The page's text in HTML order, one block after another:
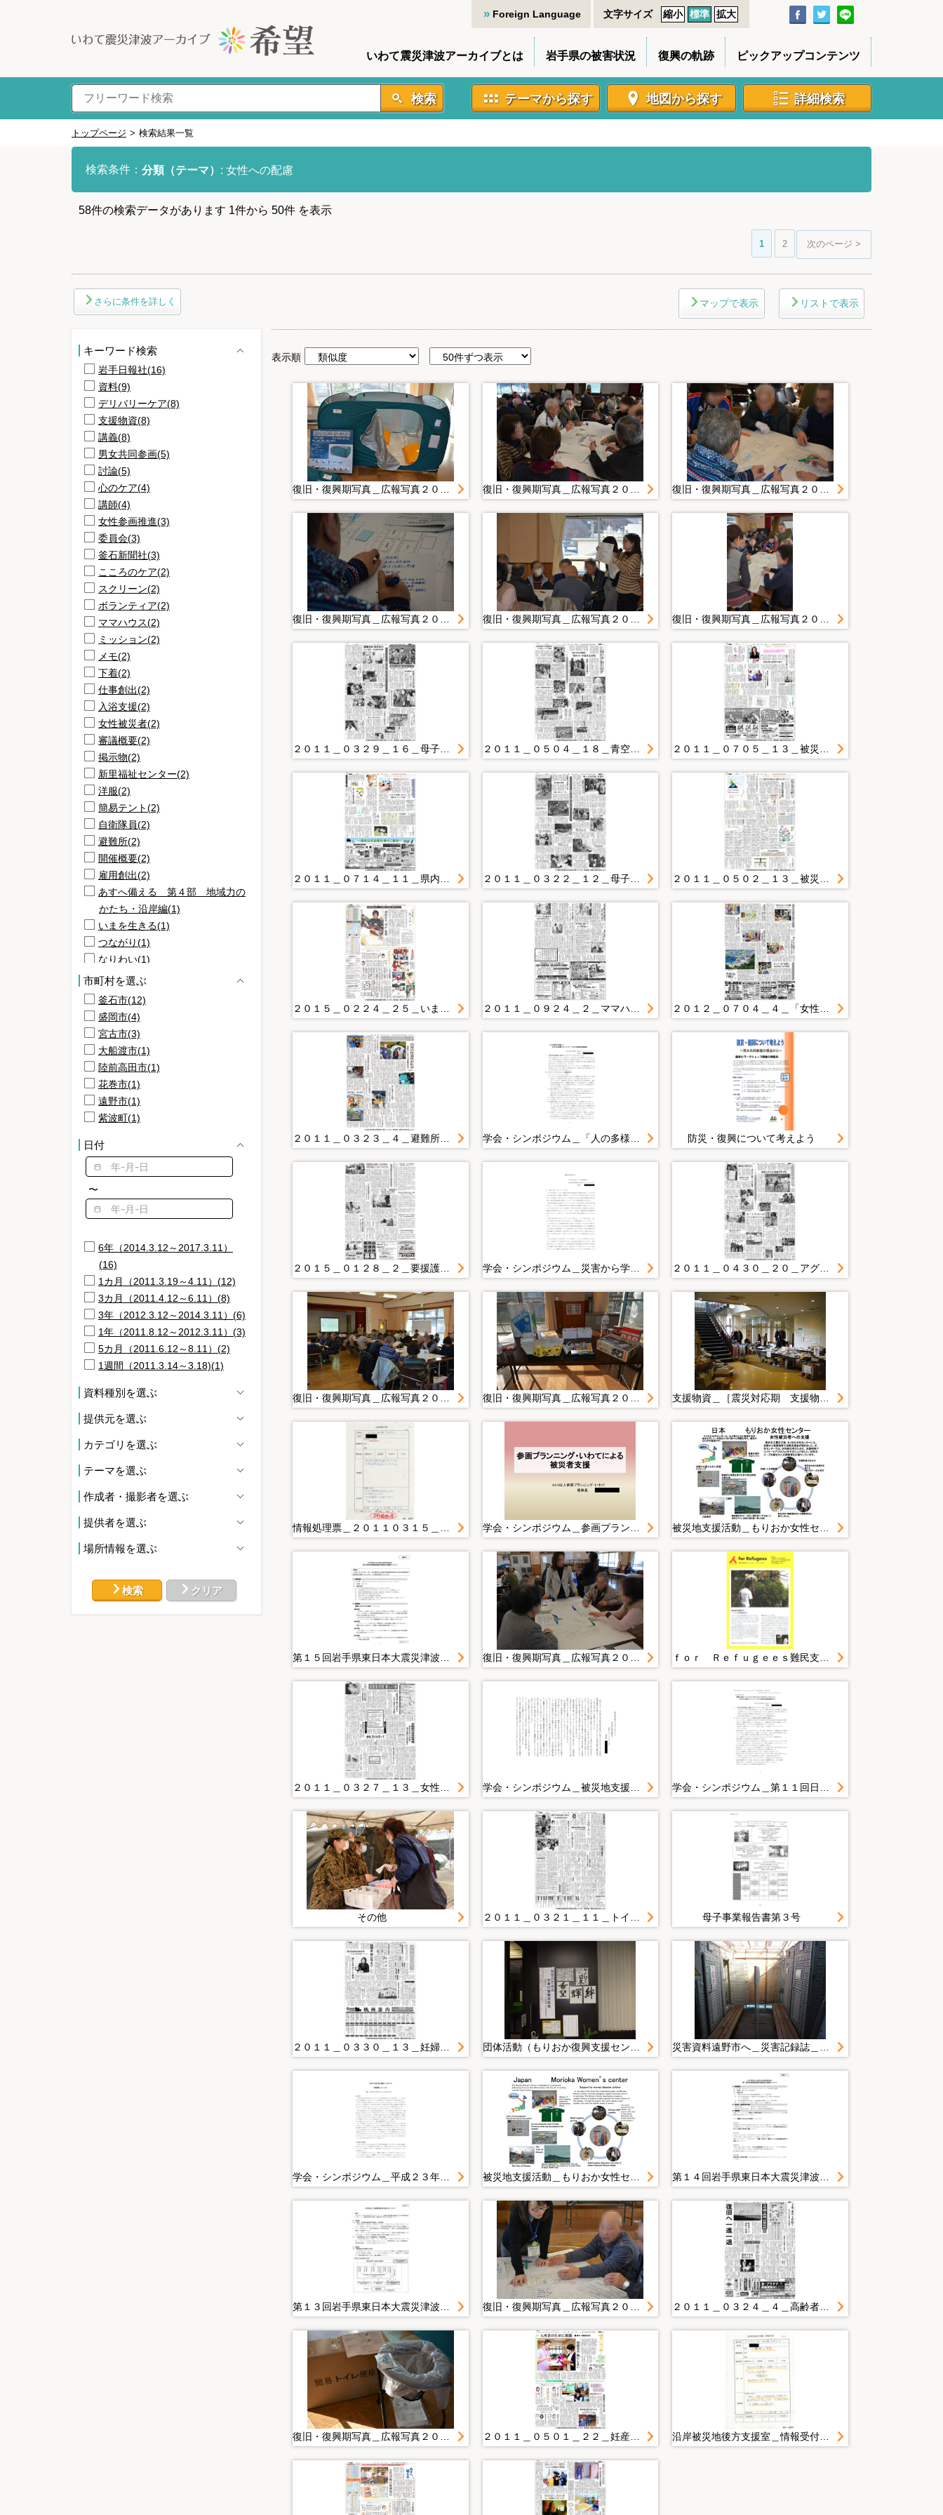
Foreign Language 文字サイズ 縮小 標準 拡大
いわて震災津波アーカイブとは 岩手県の被害状況 復興の軌跡 ピックアップコンテンツ
検索 テーマから探す 地図から探す 詳細検索
トップページ > 検索結果一覧
検索条件： 分類（テーマ） : 女性への配慮
58件の検索データがあります 1件から 50件 を表示
1 2 次のページ >
さらに条件を詳しく マップで表示 リストで表示
表示順
キーワード検索
岩手日報社(16)
資料(9)
デリバリーケア(8)
支援物資(8)
講義(8)
男女共同参画(5)
討論(5)
心のケア(4)
講師(4)
女性参画推進(3)
委員会(3)
釜石新聞社(3)
こころのケア(2)
スクリーン(2)
ボランティア(2)
ママハウス(2)
ミッション(2)
メモ(2)
下着(2)
仕事創出(2)
入浴支援(2)
女性被災者(2)
審議概要(2)
掲示物(2)
新里福祉センター(2)
洋服(2)
簡易テント(2)
自衛隊員(2)
避難所(2)
開催概要(2)
雇用創出(2)
あすへ備える 第４部 地域力の
かたち・沿岸編(1)
いまを生きる(1)
つながり(1)
なりわい(1)
まちづくり(1)
イベント(1)
イベント情報(1)
カサ(1)
カセットコンロ(1)
ケア(1)
コミュニティ支援(1)
シャワー(1)
ジェンダー統計(1)
ダンボール(1)
テント(1)
パーティション(1)
ホットライン(1)
市町村を選ぶ
釜石市(12)
盛岡市(4)
宮古市(3)
大船渡市(1)
陸前高田市(1)
花巻市(1)
遠野市(1)
紫波町(1)
日付
〜
6年（2014.3.12～2017.3.11）
(16)
1カ月（2011.3.19～4.11）(12)
3カ月（2011.4.12～6.11）(8)
3年（2012.3.12～2014.3.11）(6)
1年（2011.8.12～2012.3.11）(3)
5カ月（2011.6.12～8.11）(2)
1週間（2011.3.14～3.18)(1)
資料種別を選ぶ
提供元を選ぶ
カテゴリを選ぶ
テーマを選ぶ
作成者・撮影者を選ぶ
提供者を選ぶ
場所情報を選ぶ
検索 クリア
２０１１＿０５０４＿１８＿青空市 支援物資を提供 大船渡
２０１１＿０３２２＿１２＿母子受け入れ図りＨＰ 子育てネット 県立大生が作成
防災・復興について考えよう
学会・シンポジウム＿災害から学んだこと
その他 母子事業報告書第３号
２０１１＿０５０１＿２２＿妊産婦に安らぎを 花巻の主婦ボランティア 孤独癒やす温か支援